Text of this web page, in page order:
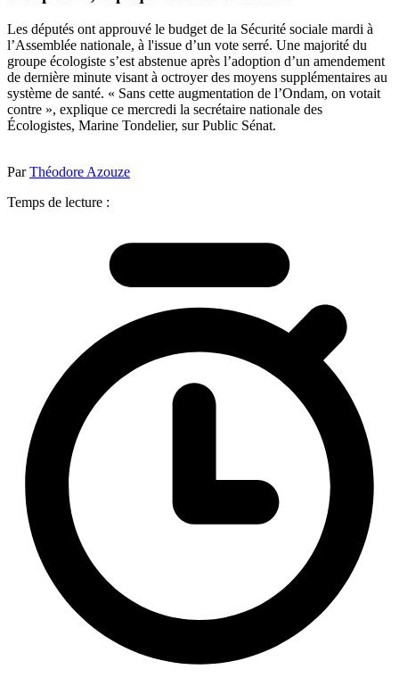
Les députés ont approuvé le budget de la Sécurité sociale mardi à
l’Assemblée nationale, à l'issue d’un vote serré. Une majorité du
groupe écologiste s’est abstenue après l’adoption d’un amendement
de dernière minute visant à octroyer des moyens supplémentaires au
système de santé. « Sans cette augmentation de l’Ondam, on votait
contre », explique ce mercredi la secrétaire nationale des
Écologistes, Marine Tondelier, sur Public Sénat.
ParThéodore Azouze
Temps de lecture :